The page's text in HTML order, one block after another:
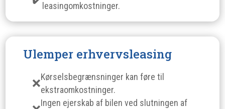
leasingomkostninger.
Ulemper erhvervsleasing
Kørselsbegrænsninger kan føre til
ekstraomkostninger.
Ingen ejerskab af bilen ved slutningen af